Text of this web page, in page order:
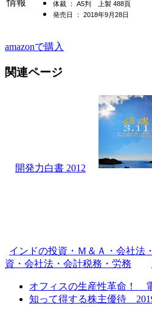
体裁 ： A5判 上製 488頁
発売日 ： 2018年9月28日
amazonで購入
関連ページ
開発力白書 2012
インドの投資・Ｍ＆Ａ・会社法
資・会社法・会計税務・労務
オフィスの生産性革命！
知って得する株主優待